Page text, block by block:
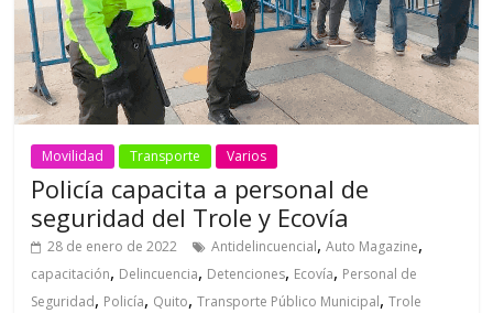
Movilidad Transporte Varios
Policía capacita a personal de
seguridad del Trole y Ecovía
28 de enero de 2022 Antidelincuencial,Auto Magazine,
capacitación, Delincuencia, Detenciones, Ecovía, Personal de
Seguridad, Policía, Quito,Transporte Público Municipal,Trole